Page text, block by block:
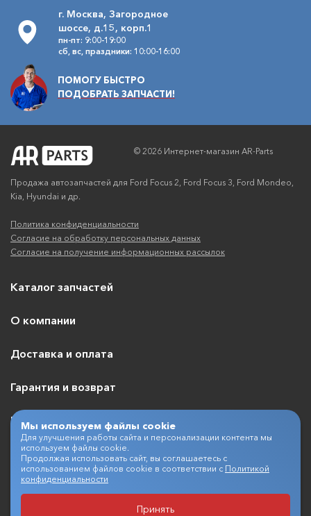
г. Москва, Загородное
шоссе, д.15, корп.1
пн-пт: 9:00-19:00
сб, вс, праздники: 10:00-16:00
ПОМОГУ БЫСТРО
ПОДОБРАТЬ ЗАПЧАСТИ!
© 2026 Интернет-магазин AR-Parts
Продажа автозапчастей для Ford Focus 2, Ford Focus 3, Ford Mondeo,
Kia, Hyundai и др.
Политика конфиденциальности
Согласие на обработку персональных данных
Согласие на получение информационных рассылок
Каталог запчастей
О компании
Доставка и оплата
Гарантия и возврат
Контакты
+7 (495) 409-07-03
Разработка и продвижение
Мы используем файлы cookie
Для улучшения работы сайта и персонализации контента мы
используем файлы cookie.
Продолжая использовать сайт, вы соглашаетесь с
использованием файлов cookie в соответствии с Политикой
конфиденциальности
Принять